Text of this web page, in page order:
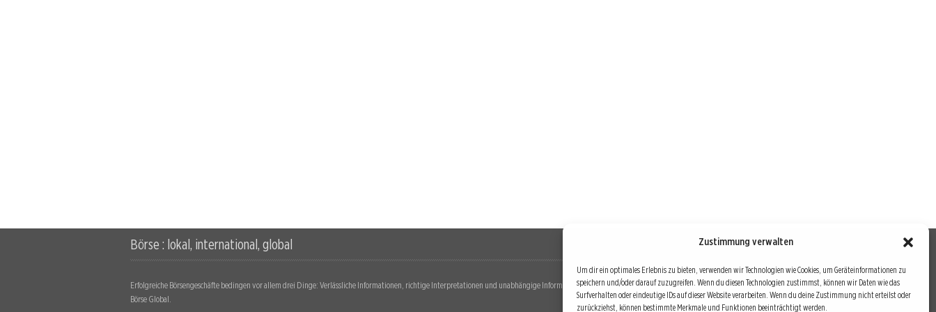
Zustimmung verwalten
Um dir ein optimales Erlebnis zu bieten, verwenden wir Technologien wie Cookies, um Geräteinformationen zu
speichern und/oder darauf zuzugreifen. Wenn du diesen Technologien zustimmst, können wir Daten wie das
Surfverhalten oder eindeutige IDs auf dieser Website verarbeiten. Wenn du deine Zustimmung nicht erteilst oder
zurückziehst, können bestimmte Merkmale und Funktionen beeinträchtigt werden.
Börse : lokal, international, global
Erfolgreiche Börsengeschäfte bedingen vor allem drei Dinge: Verlässliche Informationen, richtige Interpretationen und unabhängige Informationsquellen. Diese drei Bausteine sind auch die redaktionelle Leitlinie von
Börse Global.